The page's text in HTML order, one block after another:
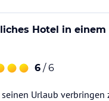
Hotel in einem
6 / 6
Urlaub verbringen